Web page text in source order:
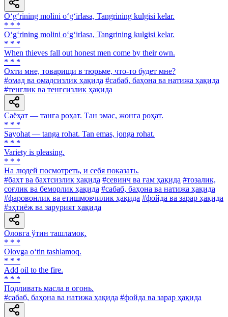
O‘g‘rining molini o‘g‘irlasa, Tangrining kulgisi kelar.
* * *
O‘g‘rining molini o‘g‘irlasa, Tangrining kulgisi kelar.
* * *
When thieves fall out honest men come by their own.
* * *
Охти мне, товарищи в тюрьме, что-то будет мне?
#омад ва омадсизлик ҳақида #сабаб, баҳона ва натижа ҳақида
#тенглик ва тенгсизлик ҳақида
Саёҳат — танга роҳат. Тан эмас, жонга роҳат.
* * *
Sayohat — tanga rohat. Tan emas, jonga rohat.
* * *
Variety is pleasing.
* * *
Ha людей посмотреть, и себя показать.
#бахт ва бахтсизлик ҳақида #севинч ва ғам ҳақида #тозалик,
соғлик ва беморлик ҳақида #сабаб, баҳона ва натижа ҳақида
#фаровонлик ва етишмовчилик ҳақида #фойда ва зарар ҳақида
#эҳтиёж ва зарурият ҳақида
Оловга ўтин ташламоқ.
* * *
Olovga o‘tin tashlamoq.
* * *
Add oil to the fire.
* * *
Подливать масла в огонь.
#сабаб, баҳона ва натижа ҳақида #фойда ва зарар ҳақида